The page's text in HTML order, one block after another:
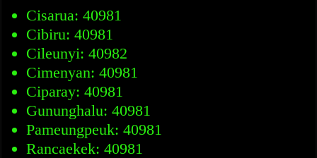
Cisarua: 40981
Cibiru: 40981
Cileunyi: 40982
Cimenyan: 40981
Ciparay: 40981
Gununghalu: 40981
Pameungpeuk: 40981
Rancaekek: 40981